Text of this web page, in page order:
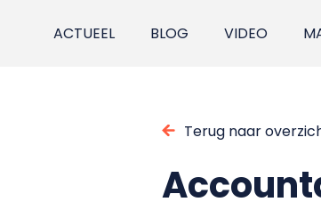
ACTUEEL BLOG VIDEO
Terug naar